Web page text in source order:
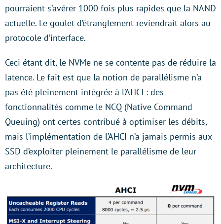
pourraient s’avérer 1000 fois plus rapides que la NAND
actuelle. Le goulet d’étranglement reviendrait alors au
protocole d’interface.
Ceci étant dit, le NVMe ne se contente pas de réduire la
latence. Le fait est que la notion de parallélisme n’a
pas été pleinement intégrée à l’AHCI : des
fonctionnalités comme le NCQ (Native Command
Queuing) ont certes contribué à optimiser les débits,
mais l’implémentation de l’AHCI n’a jamais permis aux
SSD d’exploiter pleinement le parallélisme de leur
architecture.